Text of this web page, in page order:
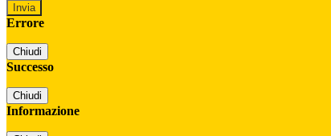
Errore
Chiudi
Successo
Chiudi
Informazione